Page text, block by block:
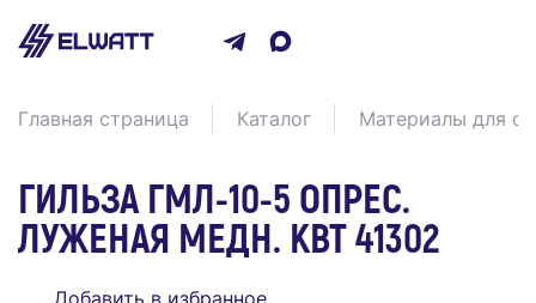
Главная страница Каталог Материалы для
ГИЛЬЗА ГМЛ-10-5 ОПРЕС.
ЛУЖЕНАЯ МЕДН. КВТ 41302
Добавить в избранное